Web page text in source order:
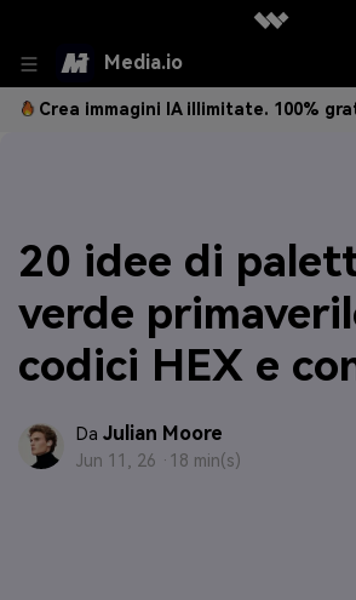
Media.io
Crea immagini IA illimitate. 100%
20 idee di
verde
codici HEX e
Da Julian Moore
Jun 11, 26 · 18 min(s)